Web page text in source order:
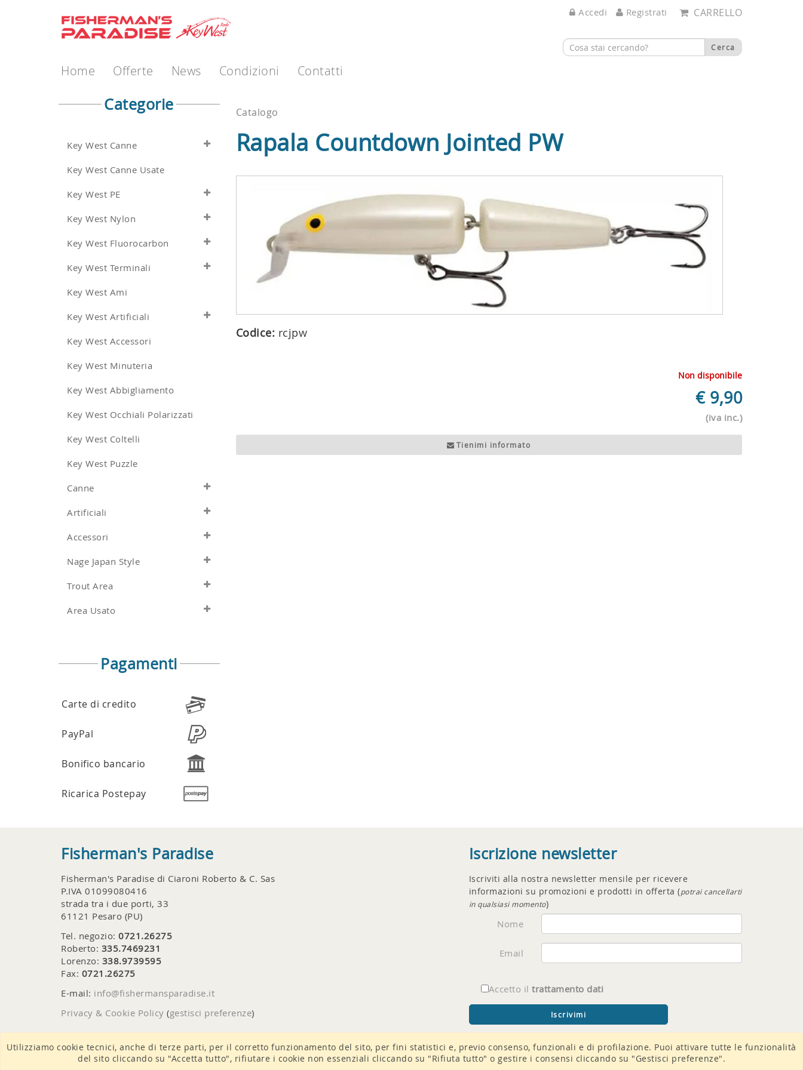
CARRELLO
Accedi Registrati
Home Offerte News Condizioni Contatti
Categorie
Key West Canne
Key West Canne Usate
Key West PE
Key West Nylon
Key West Fluorocarbon
Key West Terminali
Key West Ami
Key West Artificiali
Key West Accessori
Key West Minuteria
Key West Abbigliamento
Key West Occhiali Polarizzati
Key West Coltelli
Key West Puzzle
Canne
Artificiali
Accessori
Nage Japan Style
Trout Area
Area Usato
Pagamenti
Carte di credito
PayPal
Bonifico bancario
Ricarica Postepay
Catalogo
Rapala Countdown Jointed PW
Codice: rcjpw
Non disponibile
€ 9,90
(iva inc.)
Tienimi informato
Fisherman's Paradise
Fisherman's Paradise di Ciaroni Roberto & C. Sas
P.IVA 01099080416
strada tra i due porti, 33
61121 Pesaro (PU)
Tel. negozio: 0721.26275
Roberto: 335.7469231
Lorenzo: 338.9739595
Fax: 0721.26275
E-mail: info@fishermansparadise.it
Privacy & Cookie Policy (gestisci preferenze)
Iscrizione newsletter
Iscriviti alla nostra newsletter mensile per ricevere
informazioni su promozioni e prodotti in offerta (potrai cancellarti
in qualsiasi momento)
Nome
Email
Accetto il trattamento dati
Utilizziamo cookie tecnici, anche di terze parti, per il corretto funzionamento del sito, per fini statistici e, previo consenso, funzionali e di profilazione. Puoi attivare tutte le funzionalità
del sito cliccando su "Accetta tutto", rifiutare i cookie non essenziali cliccando su "Rifiuta tutto" o gestire i consensi cliccando su "Gestisci preferenze".